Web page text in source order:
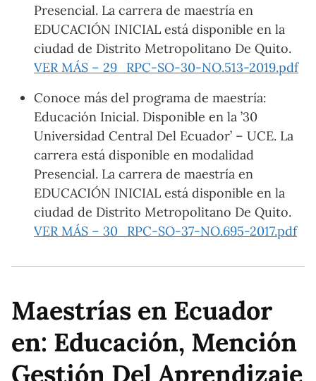
Presencial. La carrera de maestría en
EDUCACIÓN INICIAL está disponible en la
ciudad de Distrito Metropolitano De Quito.
VER MÁS – 29_RPC-SO-30-NO.513-2019.pdf
Conoce más del programa de maestría:
Educación Inicial. Disponible en la ’30
Universidad Central Del Ecuador’ – UCE. La
carrera está disponible en modalidad
Presencial. La carrera de maestría en
EDUCACIÓN INICIAL está disponible en la
ciudad de Distrito Metropolitano De Quito.
VER MÁS – 30_RPC-SO-37-NO.695-2017.pdf
Maestrías en Ecuador
en: Educación, Mención
Gestión Del Aprendizaje